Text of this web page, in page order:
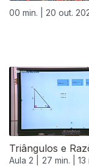
00 min. | 20 out.
Triângulos e
Aula 2 | 27 min. |